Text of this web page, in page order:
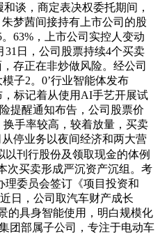
谈，商定表决权委托期间，
梦茜间接持有上市公司的股
63%，上市公司实控人变动
31日，公司股票持续4个买卖
存正在非炒做风险。经公司
子2。0’行业智能体发布
，标记着从使用AI手艺开展试
提醒通知布告，公司股票价
换手率较高，较着放量，买卖
停业务以夜间经济和两大营
以刊行股份及领取现金的体例
次买卖形成严沉资产沉组。考
理委员会签订《项目投资和
日，公司取汽车财产成长
的具身智能使用，明白规模化
团部属子公司，专注于电动车